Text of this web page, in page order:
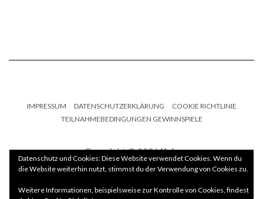
IMPRESSUM DATENSCHUTZERKLÄRUNG
COOKIE RICHTLINIE
TEILNAHMEBEDINGUNGEN GEWINNSPIELE
Copyright © 2026Kale
Kaleby LyraThemes.com.
Datenschutz und Cookies: Diese Website verwendet Cookies. Wenn du
die Website weiterhin nutzt, stimmst du der Verwendung von Cookies zu.
Weitere Informationen, beispielsweise zur Kontrolle von Cookies, findest